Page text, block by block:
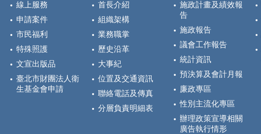
線上服務
申請案件
市民福利
特殊照護
文宣出版品
臺北市財團法人衛
生基金會申請
首長介紹
組織架構
業務職掌
歷史沿革
大事紀
位置及交通資訊
聯絡電話及傳真
分層負責明細表
施政計畫及績效報
告
施政報告
議會工作報告
統計資訊
預決算及會計月報
廉政專區
性別主流化專區
辦理政策宣導相關
廣告執行情形